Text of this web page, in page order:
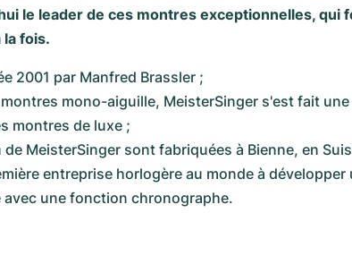
le leader de ces montres exceptionnelles, qui
fois.
2001 par Manfred Brassler ;
mono-aiguille, MeisterSinger s'est fait
montres de luxe ;
MeisterSinger sont fabriquées à Bienne, en
entreprise horlogère au monde à développer
avec une fonction chronographe.